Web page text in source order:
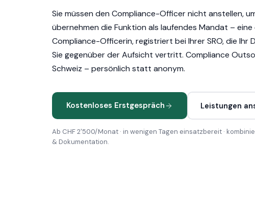
Sie müssen den Compliance-Officer nicht anstellen,
übernehmen die Funktion als laufendes Mandat – eine
Compliance-Officerin, registriert bei Ihrer SRO, die Ihr
Sie gegenüber der Aufsicht vertritt. Compliance
Schweiz – persönlich statt anonym.
Kostenloses Erstgespräch Leistungen
Ab CHF 2'500/Monat · in wenigen Tagen einsatzbereit ·
& Dokumentation.